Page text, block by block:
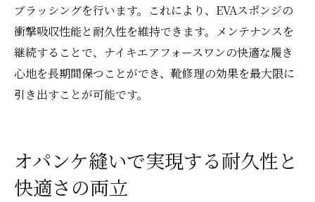
ブラッシングを行います。これにより、EVAスポンジの
衝撃吸収性能と耐久性を維持できます。メンテナンスを
継続することで、ナイキエアフォースワンの快適な履き
心地を長期間保つことができ、靴修理の効果を最大限に
引き出すことが可能です。
オパンケ縫いで実現する耐久性と
快適さの両立